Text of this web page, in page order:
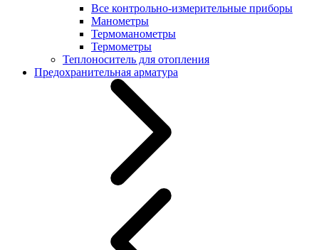
Все контрольно-измерительные приборы
Манометры
Термоманометры
Термометры
Теплоноситель для отопления
Предохранительная арматура